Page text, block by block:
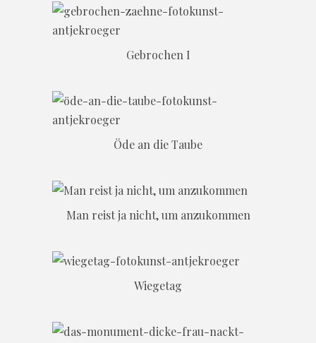
Gebrochen I
Öde an die Taube
Man reist ja nicht, um anzukommen
Wiegetag